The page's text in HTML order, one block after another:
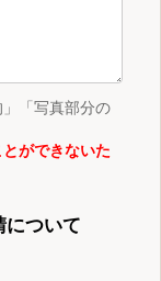
「写真部分の
ができないた
について